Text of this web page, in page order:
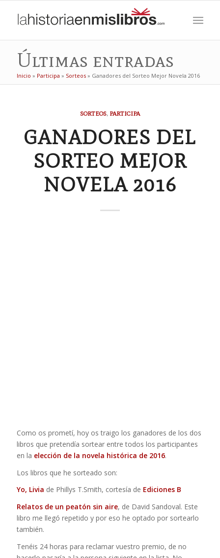
Últimas entradas
Inicio » Participa » Sorteos» Ganadores del Sorteo Mejor Novela 2016
SORTEOS, PARTICIPA
GANADORES DEL
SORTEO MEJOR
NOVELA 2016
Como os prometí, hoy os traigo los ganadores de los dos
libros que pretendía sortear entre todos los participantes
en la elección de la novela histórica de 2016.
Los libros que he sorteado son:
Yo, Livia de Phillys T.Smith, cortesía de Ediciones B
Relatos de un peatón sin aire, de David Sandoval. Este
libro me llegó repetido y por eso he optado por sortearlo
también.
Tenéis 24 horas para reclamar vuestro premio, de no